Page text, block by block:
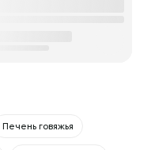
Печень говяжья